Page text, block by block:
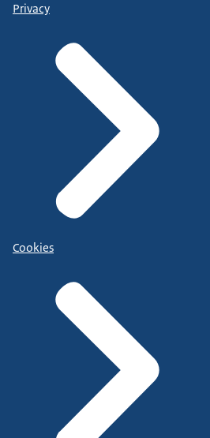
Privacy
Cookies